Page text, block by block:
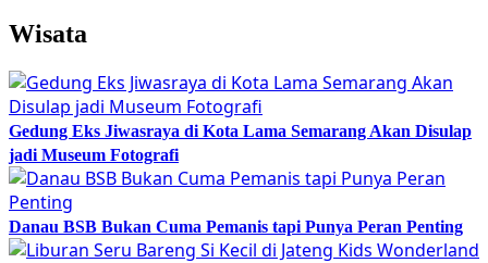
Wisata
Gedung Eks Jiwasraya di Kota Lama Semarang Akan Disulap
jadi Museum Fotografi
Danau BSB Bukan Cuma Pemanis tapi Punya Peran Penting